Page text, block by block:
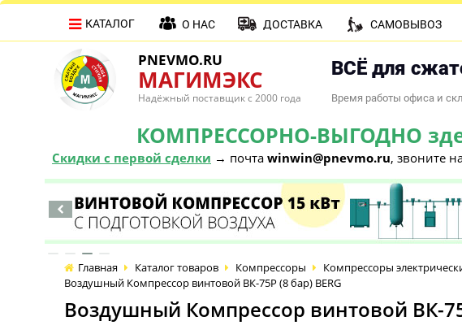
PNEVMO.RU
МАГИМЭКС
Надёжный поставщик с 2000 года
ВСЁ для
Время работы офиса и
КОМПРЕССОРНО-ВЫГОДНО
Скидки с первой сделки → почта winwin@pnevmo.ru, звоните
КАТАЛОГ О НАС ДОСТАВКА САМОВЫВОЗ
Главная Каталог товаров Компрессоры
Компрессоры
Воздушный Компрессор винтовой ВК-75Р (8 бар) BERG
Воздушный Компрессор винтовой ВК-